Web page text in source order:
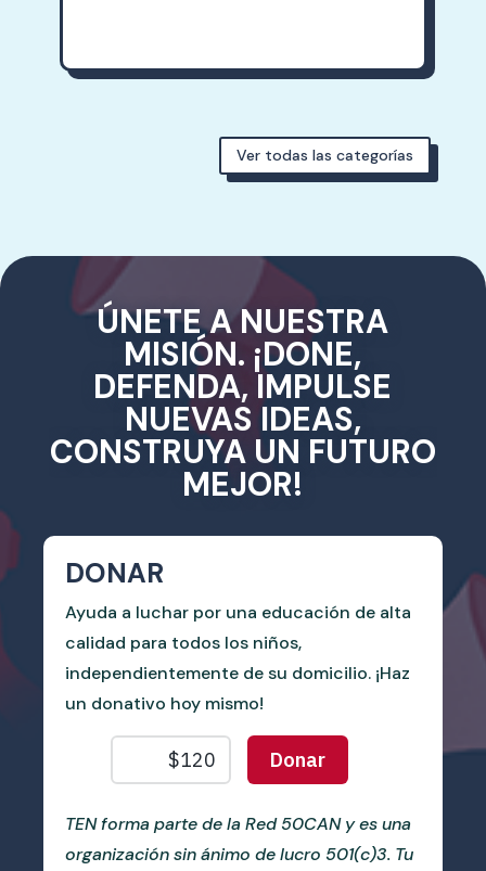
Ver todas las categorías
ÚNETE A NUESTRA
MISIÓN. ¡DONE,
DEFENDA, IMPULSE
NUEVAS IDEAS,
CONSTRUYA UN FUTURO
MEJOR!
DONAR
Ayuda a luchar por una educación de alta
calidad para todos los niños,
independientemente de su domicilio. ¡Haz
un donativo hoy mismo!
TEN forma parte de la Red 50CAN y es una
organización sin ánimo de lucro 501(c)3. Tu